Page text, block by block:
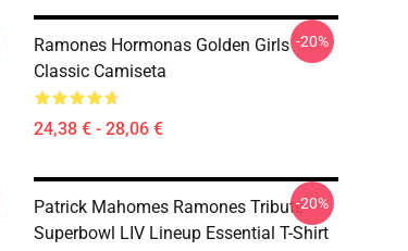
Ramones Hormonas Golden Girls
Classic Camiseta
24,38 € - 28,06 €
-20%
Patrick Mahomes Ramones Tribute -
Superbowl LIV Lineup Essential T-Shirt
-20%